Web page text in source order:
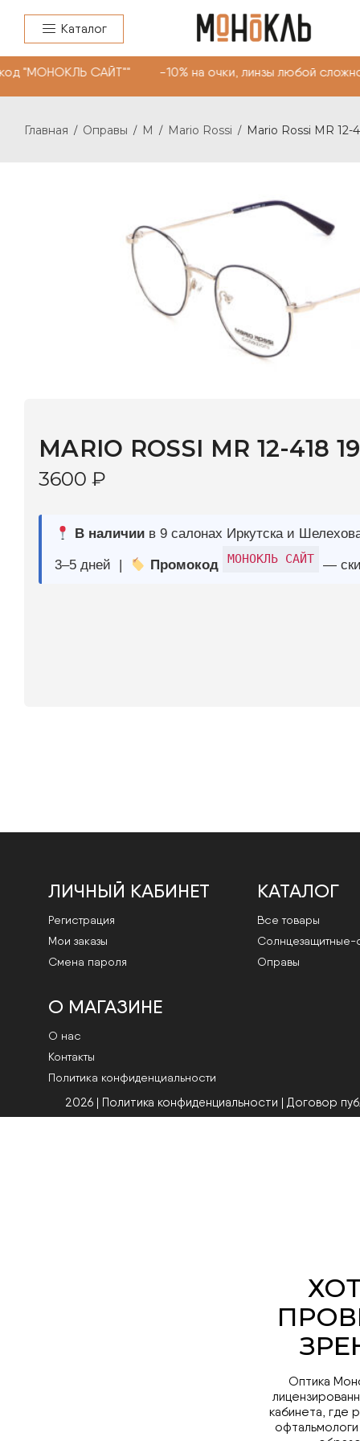
Каталог
САЙТ"" -10% на очки, линзы любой
Главная / Оправы / M / Mario Rossi / Mario Rossi MR 12-
В наличиив 9 салонах Иркутска и Шелехова |
3–5 дней |
ЛИЧНЫЙ КАБИНЕТ
Регистрация
Мои заказы
Смена пароля
КАТАЛОГ
Все товары
Cолнцезащитные-
Оправы
О МАГАЗИНЕ
О нас
Контакты
Политика конфиденциальности
2026 | Политика конфиденциальности | Договор
Оптика
кабинета, где